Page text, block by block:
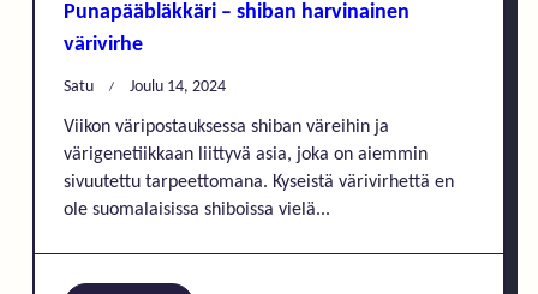
Punapääbläkkäri – shiban harvinainen
värivirhe
Satu Joulu 14, 2024
Viikon väripostauksessa shiban väreihin ja
värigenetiikkaan liittyvä asia, joka on aiemmin
sivuutettu tarpeettomana. Kyseistä värivirhettä en
ole suomalaisissa shiboissa vielä...